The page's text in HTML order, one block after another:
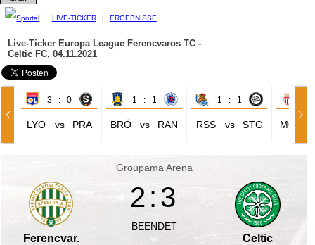
LIVE-TICKER | ERGEBNISSE
Live-Ticker Europa League Ferencvaros TC -
Celtic FC, 04.11.2021
3 : 0
LYO vs PRA
1 : 1
BRÖ vs RAN
1 : 1
RSS vs STG MON
Groupama Arena
Ferencvar.
2:3
BEENDET
Celtic